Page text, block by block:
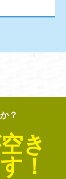
？
き
！